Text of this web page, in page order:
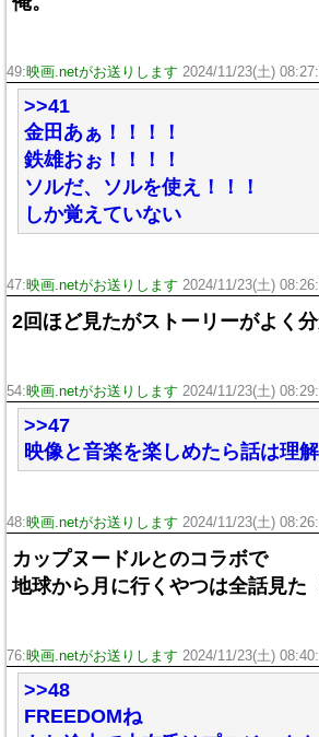
49:映画.netがお送りします 2024/11/23(土)
>>41
金田あぁ！！！！
鉄雄おぉ！！！！
ソルだ、ソルを使え！！！
しか覚えていない
47:映画.netがお送りします 2024/11/23(土)
2回ほど見たがストーリーがよく
54:映画.netがお送りします 2024/11/23(土)
>>47
映像と音楽を楽しめたら話は理
48:映画.netがお送りします 2024/11/23(土)
カップヌードルとのコラボで
地球から月に行くやつは全話見
76:映画.netがお送りします 2024/11/23(土)
>>48
FREEDOMね